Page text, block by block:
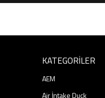
KATEGORİLER
AEM
Air İntake Duck